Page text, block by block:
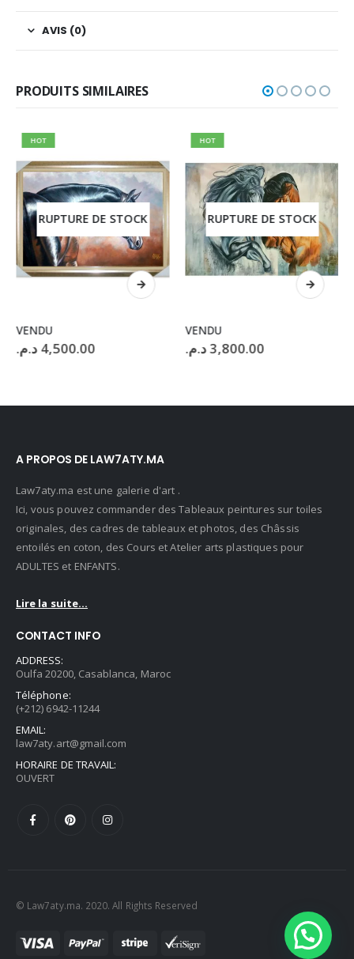
AVIS (0)
PRODUITS SIMILAIRES
HOT
RUPTURE DE STOCK
VENDU
4,500.00 د.م.
HOT
RUPTURE DE STOCK
VENDU
3,800.00د.م.
A PROPOS DE LAW7ATY.MA
Law7aty.ma est une galerie d'art .
Ici, vous pouvez commander des Tableaux peintures sur toiles
originales, des cadres de tableaux et photos, des Châssis
entoilés en coton, des Cours et Atelier arts plastiques pour
ADULTES et ENFANTS.
Lire la suite...
CONTACT INFO
ADDRESS:
Oulfa 20200, Casablanca, Maroc
Téléphone:
(+212) 6942-11244
EMAIL:
law7aty.art@gmail.com
HORAIRE DE TRAVAIL:
OUVERT
© Law7aty.ma. 2020. All Rights Reserved